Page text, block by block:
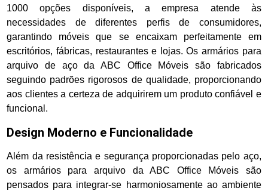
1000 opções disponíveis, a empresa atende às
necessidades de diferentes perfis de consumidores,
garantindo móveis que se encaixam perfeitamente em
escritórios, fábricas, restaurantes e lojas. Os armários para
arquivo de aço da ABC Office Móveis são fabricados
seguindo padrões rigorosos de qualidade, proporcionando
aos clientes a certeza de adquirirem um produto confiável e
funcional.
Design Moderno e Funcionalidade
Além da resistência e segurança proporcionadas pelo aço,
os armários para arquivo da ABC Office Móveis são
pensados para integrar-se harmoniosamente ao ambiente